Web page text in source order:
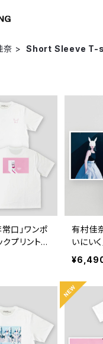
奈 Short Sleeve T-
口」ワンポ
プリント
Tシャツ
有村佳
いにい
シャツ